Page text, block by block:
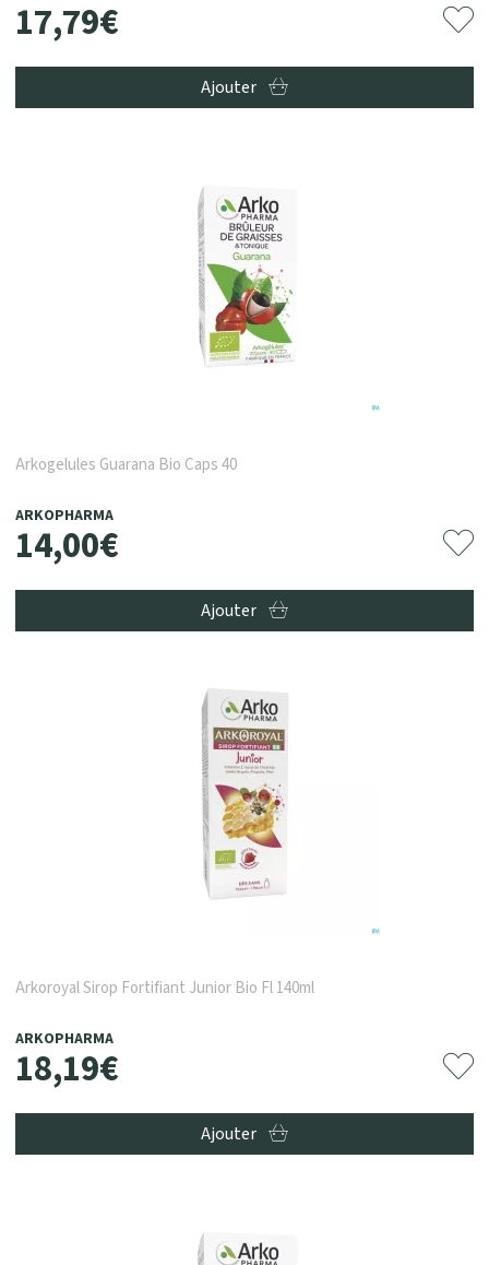
17,79€
Ajouter
Arkogelules Guarana Bio Caps 40
ARKOPHARMA
14,00€
Ajouter
Arkoroyal Sirop Fortifiant Junior Bio Fl 140ml
ARKOPHARMA
18,19€
Ajouter